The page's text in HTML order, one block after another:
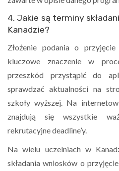
4. Jakie są terminy
Kanadzie?
Złożenie podania o
kluczowe znaczenie w
przeszkód przystąpić do
sprawdzać aktualności na
szkoły wyższej. Na
znajdują się wszystkie
rekrutacyjne deadline’y.
Na wielu uczelniach w
składania wniosków o